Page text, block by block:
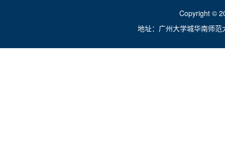
Copyright ©
地址：广州大学城华南